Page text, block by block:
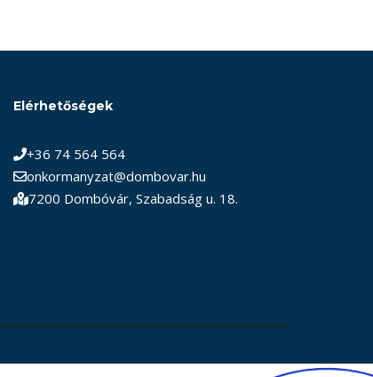
Elérhetőségek
+36 74 564 564
onkormanyzat@dombovar.hu
7200 Dombóvár, Szabadság u. 18.